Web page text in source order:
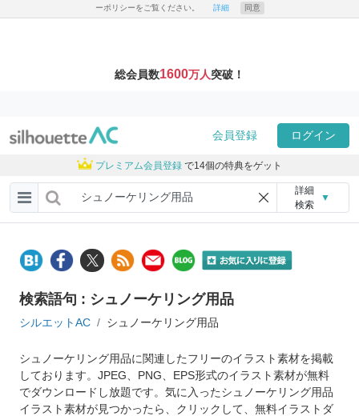
ーポリシーをご覧ください。 詳細 同意
総会員数1600万人突破！
会員登録 ログイン
プレミアム会員登録 で14個の特典をゲット
詳細
検索
▼
検索語句 : シュノーケリング用品
シルエットAC シュノーケリング用品
シュノーケリング用品に関連したフリーのイラスト素材を掲載
しております。JPEG、PNG、EPS形式のイラスト素材が無料
でダウンロードし放題です。気に入ったシュノーケリング用品
イラスト素材が見つかったら、クリックして、無料イラストダ